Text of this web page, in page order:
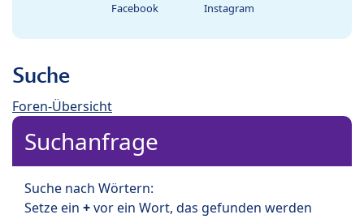
Facebook Instagram
Suche
Foren-Übersicht
Suchanfrage
Suche nach Wörtern:
Setze ein +vor ein Wort, das gefunden werden